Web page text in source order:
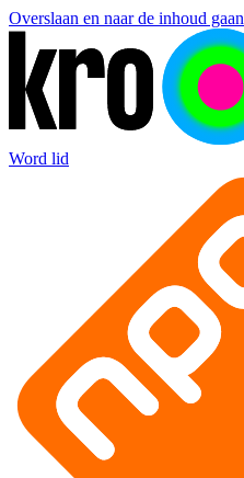
Overslaan en naar de inhoud gaan
Word lid